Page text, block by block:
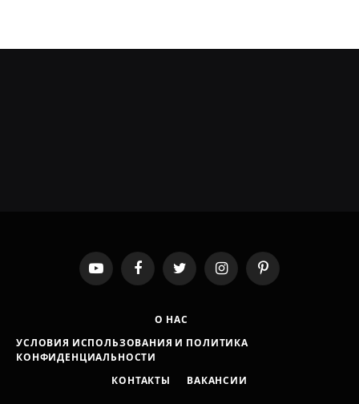
YouTubeFacebookTwitter InstagramPinterest
О НАС
УСЛОВИЯ ИСПОЛЬЗОВАНИЯ И ПОЛИТИКА
КОНФИДЕНЦИАЛЬНОСТИ
КОНТАКТЫ
ВАКАНСИИ